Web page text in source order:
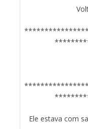
Ele estava com